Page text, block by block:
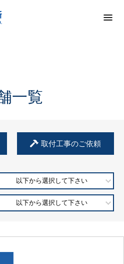
一覧
取付工事のご依頼
以下から選択して下さい
以下から選択して下さい